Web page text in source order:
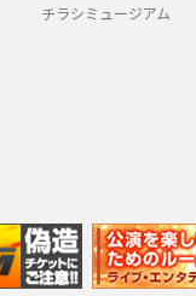
チラシミュージアム